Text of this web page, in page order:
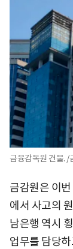
금융감독원 건물. /
금감원은 이
에서 사고의
남은행 역시
업무를 담당